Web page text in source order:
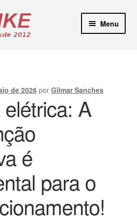
Menu
de 2026 por Gilmar Sanches
A
é
para o